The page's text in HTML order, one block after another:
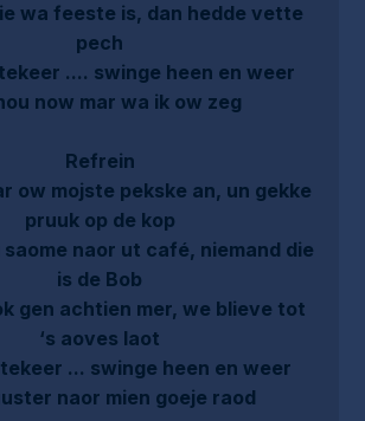
wa feeste is, dan hedde vette
pech
.... swinge heen en weer
now mar wa ik ow zeg
Refrein
ow mojste pekske an, un gekke
pruuk op de kop
saome naor ut café, niemand die
is de Bob
gen achtien mer, we blieve tot
‘s aoves laot
... swinge heen en weer
naor mien goeje raod